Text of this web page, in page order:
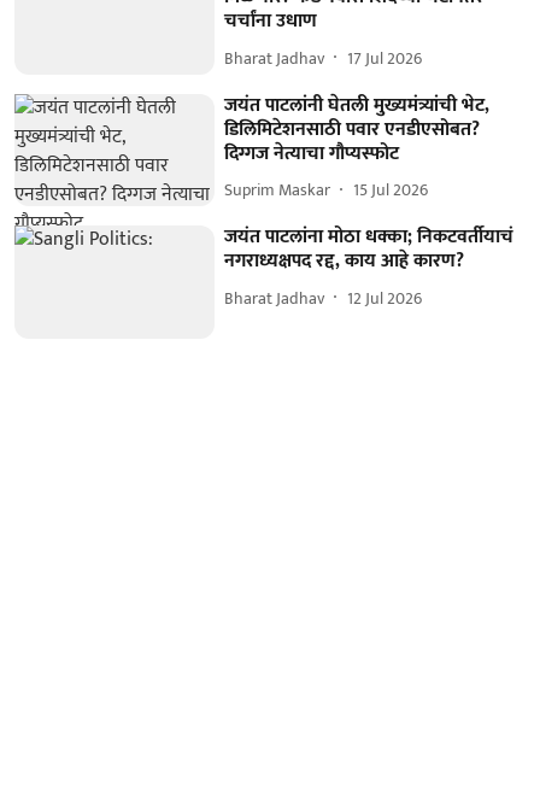
चर्चांना उधाण
Bharat Jadhav 17 Jul 2026
जयंत पाटलांनी घेतली मुख्यमंत्र्यांची भेट,
डिलिमिटेशनसाठी पवार एनडीएसोबत?
दिग्गज नेत्याचा गौप्यस्फोट
Suprim Maskar 15 Jul 2026
जयंत पाटलांना मोठा धक्का; निकटवर्तीयाचं
नगराध्यक्षपद रद्द, काय आहे कारण?
Bharat Jadhav 12 Jul 2026